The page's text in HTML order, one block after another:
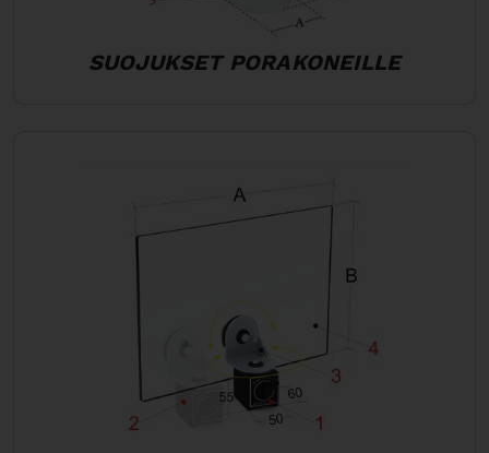
SUOJUKSET PORAKONEILLE